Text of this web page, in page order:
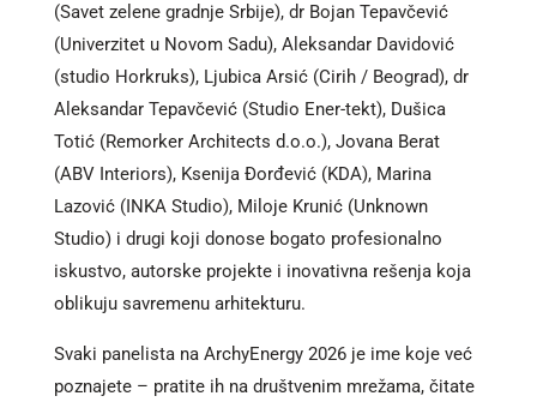
(Savet zelene gradnje Srbije), dr Bojan Tepavčević
(Univerzitet u Novom Sadu), Aleksandar Davidović
(studio Horkruks), Ljubica Arsić (Cirih / Beograd), dr
Aleksandar Tepavčević (Studio Ener-tekt), Dušica
Totić (Remorker Architects d.o.o.), Jovana Berat
(ABV Interiors), Ksenija Đorđević (KDA), Marina
Lazović (INKA Studio), Miloje Krunić (Unknown
Studio) i drugi koji donose bogato profesionalno
iskustvo, autorske projekte i inovativna rešenja koja
oblikuju savremenu arhitekturu.
Svaki panelista na ArchyEnergy 2026 je ime koje već
poznajete – pratite ih na društvenim mrežama, čitate